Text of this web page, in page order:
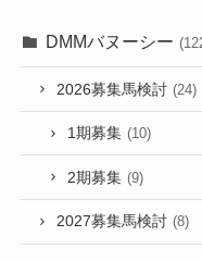
DMMバヌーシー
2026募集馬検討 (24)
1期募集 (10)
2期募集 (9)
2027募集馬検討 (8)